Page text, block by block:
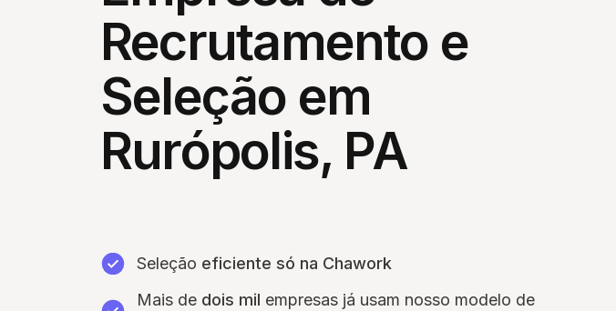
Recrutamento e
Seleção em
Rurópolis, PA
Seleção eficiente só na Chawork
Mais de dois mil empresas já usam nosso modelo de